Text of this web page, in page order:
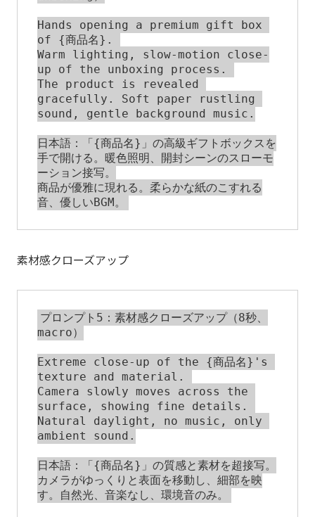
Hands opening a premium gift box
of {商品名}.
Warm lighting, slow-motion close-
up of the unboxing process.
The product is revealed
gracefully. Soft paper rustling
sound, gentle background music.
日本語：「{商品名}」の高級ギフトボックスを
手で開ける。暖色照明、開封シーンのスローモ
ーション接写。
商品が優雅に現れる。柔らかな紙のこすれる
素材感クローズアップ
プロンプト5：素材感クローズアップ（8秒、
macro）
Extreme close-up of the {商品名}'s
texture and material.
Camera slowly moves across the
surface, showing fine details.
Natural daylight, no music, only
ambient sound.
日本語：「{商品名}」の質感と素材を超接写。
カメラがゆっくりと表面を移動し、細部を映